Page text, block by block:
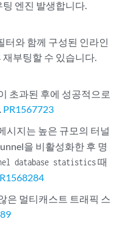
엔진 발생합니다.
터와 함께 구성된 인라인
부팅할 수 있습니다.
초과된 후에 성공적으로
PR1567723
시지는 높은 규모의 터널
을 비활성화한 후 명
database statistics때
은 멀티캐스트 트래픽 스